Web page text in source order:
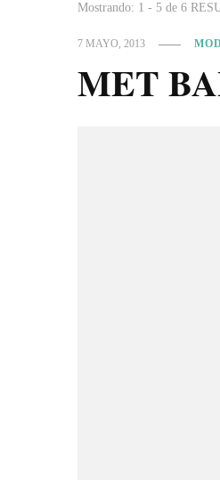
Mostrando: 1 - 5 de 6
7 MAYO, 2013
MET